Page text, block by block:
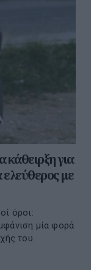
κάθειρξη για
ελεύθερος με
όροι:
μία φορά
του.